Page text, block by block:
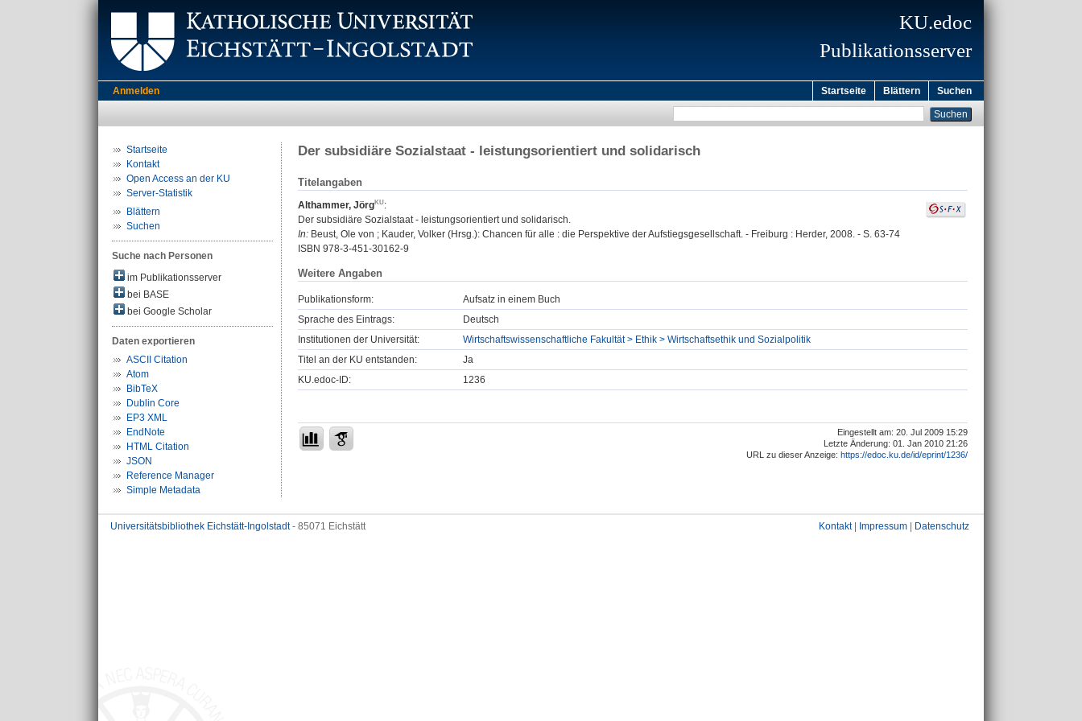
KU.edoc
Publikationsserver
Anmelden Startseite Blättern Suchen
Startseite
Kontakt
Open Access an der KU
Server-Statistik
Blättern
Suchen
Suche nach Personen
im Publikationsserver
bei BASE
bei Google Scholar
Daten exportieren
ASCII Citation
Atom
BibTeX
Dublin Core
EP3 XML
EndNote
HTML Citation
JSON
Reference Manager
Simple Metadata
Der subsidiäre Sozialstaat - leistungsorientiert und solidarisch
Titelangaben
Althammer, Jörg
:
Der subsidiäre Sozialstaat - leistungsorientiert und solidarisch.
In: Beust, Ole von ; Kauder, Volker (Hrsg.): Chancen für alle : die Perspektive der Aufstiegsgesellschaft. - Freiburg : Herder, 2008. - S. 63-74
ISBN 978-3-451-30162-9
Weitere Angaben
Publikationsform:
Aufsatz in einem Buch
Sprache des Eintrags:
Deutsch
Institutionen der Universität:
Wirtschaftswissenschaftliche Fakultät > Ethik > Wirtschaftsethik und Sozialpolitik
Titel an der KU entstanden:
Ja
KU.edoc-ID:
1236
Eingestellt am: 20. Jul 2009 15:29
Letzte Änderung: 01. Jan 2010 21:26
URL zu dieser Anzeige: https://edoc.ku.de/id/eprint/1236/
Universitätsbibliothek Eichstätt-Ingolstadt- 85071 Eichstätt Kontakt| Impressum Datenschutz